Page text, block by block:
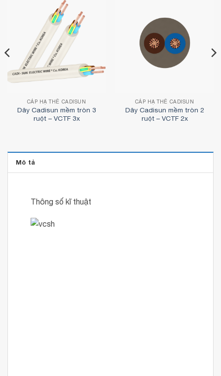
CÁP HẠ THẾ CADISUN
Dây Cadisun mềm tròn 3
ruột – VCTF 3x
CÁP HẠ THẾ CADISUN
Dây Cadisun mềm tròn 2
ruột – VCTF 2x
Mô tả
Thông số kĩ thuật